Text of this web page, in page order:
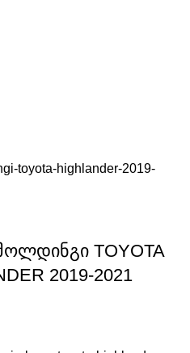
TOYOTA
2019-2021